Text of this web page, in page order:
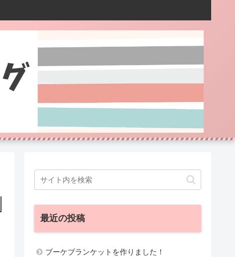
最近の投稿
ブーケブランケットを作りました！